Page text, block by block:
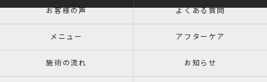
お客様の声 よくある質問
メニュー アフターケア
施術の流れ お知らせ